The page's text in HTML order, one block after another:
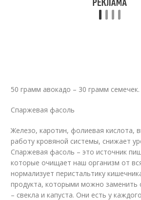
50 грамм авокадо – 30 грамм семечек.
Спаржевая фасоль
Железо, каротин, фолиевая кислота,
работу кровяной системы, снижает
Спаржевая фасоль – это источник
которые очищает наш организм от
нормализует перистальтику
продукта, которыми можно заменить
– свекла и капуста. Они есть у